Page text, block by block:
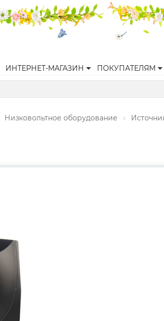
ИНТЕРНЕТ-МАГАЗИН ПОКУПАТЕЛЯМ
Низковольтное оборудование